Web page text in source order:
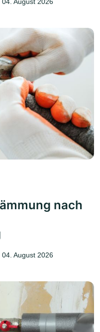
nach
04. August 2026